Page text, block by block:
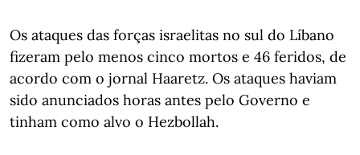
Os ataques das forças israelitas no sul do Líbano
fizeram pelo menos cinco mortos e 46 feridos, de
acordo com o jornal Haaretz. Os ataques haviam
sido anunciados horas antes pelo Governo e
tinham como alvo o Hezbollah.